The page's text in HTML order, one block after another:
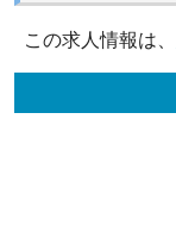
この求人情報は、